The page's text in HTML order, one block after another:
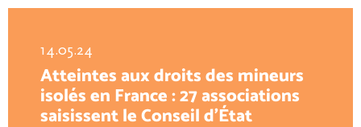
14.05.24
Atteintes aux droits des mineurs
isolés en France : 27 associations
saisissent le Conseil d’État